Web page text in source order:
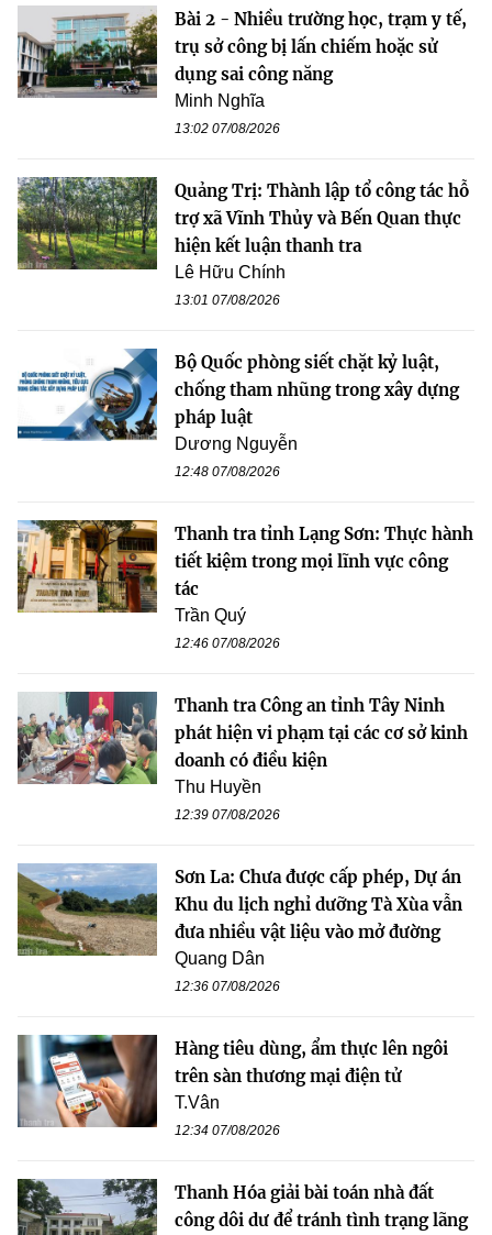
Bài 2 - Nhiều trường học, trạm y tế,
trụ sở công bị lấn chiếm hoặc sử
dụng sai công năng
Minh Nghĩa
13:02 07/08/2026
Quảng Trị: Thành lập tổ công tác hỗ
trợ xã Vĩnh Thủy và Bến Quan thực
hiện kết luận thanh tra
Lê Hữu Chính
13:01 07/08/2026
Bộ Quốc phòng siết chặt kỷ luật,
chống tham nhũng trong xây dựng
pháp luật
Dương Nguyễn
12:48 07/08/2026
Thanh tra tỉnh Lạng Sơn: Thực hành
tiết kiệm trong mọi lĩnh vực công
tác
Trần Quý
12:46 07/08/2026
Thanh tra Công an tỉnh Tây Ninh
phát hiện vi phạm tại các cơ sở kinh
doanh có điều kiện
Thu Huyền
12:39 07/08/2026
Sơn La: Chưa được cấp phép, Dự án
Khu du lịch nghỉ dưỡng Tà Xùa vẫn
đưa nhiều vật liệu vào mở đường
Quang Dân
12:36 07/08/2026
Hàng tiêu dùng, ẩm thực lên ngôi
trên sàn thương mại điện tử
T.Vân
12:34 07/08/2026
Thanh Hóa giải bài toán nhà đất
công dôi dư để tránh tình trạng lãng